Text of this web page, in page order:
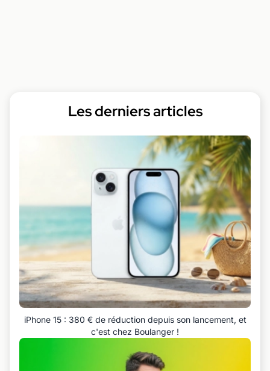
Les derniers articles
iPhone 15 : 380 € de réduction depuis son lancement, et
c'est chez Boulanger !